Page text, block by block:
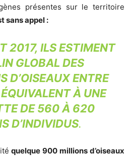
présentes sur le territoire
sans appel :
2017, ILS ESTIMENT
GLOBAL DES
D’OISEAUX ENTRE
À UNE
DE 560 À 620
D’INDIVIDUS.
quelque 900 millions d’oiseaux